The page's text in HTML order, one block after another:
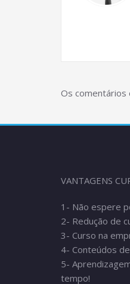
Os comentários
VANTAGENS
1- Não espere
2- Redução de
3- Curso na
4- Conteúdos
5-
tempo!